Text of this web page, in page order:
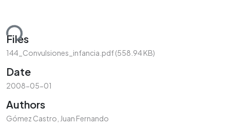
Files
144_Convulsiones_infancia.pdf(558.94 KB)
Date
2008-05-01
Authors
Gómez Castro, Juan Fernando